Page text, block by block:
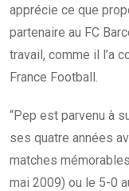
apprécie ce que
partenaire au FC
travail, comme il l’a
France Football.
“Pep est parvenu à
ses quatre années
matches
mai 2009) ou le 5-0